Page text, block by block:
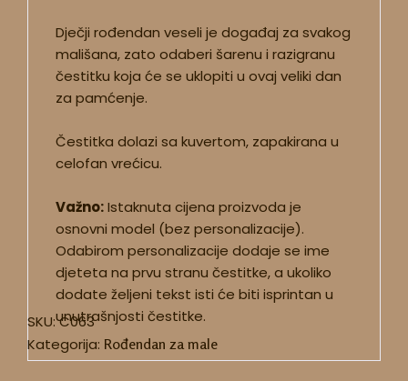
Dječji rođendan veseli je događaj za svakog
mališana, zato odaberi šarenu i razigranu
čestitku koja će se uklopiti u ovaj veliki dan
za pamćenje.
Čestitka dolazi sa kuvertom, zapakirana u
celofan vrećicu.
Važno:Istaknuta cijena proizvoda je
osnovni model (bez personalizacije).
Odabirom personalizacije dodaje se ime
djeteta na prvu stranu čestitke, a ukoliko
dodate željeni tekst isti će biti isprintan u
unutrašnjosti čestitke.
SKU:C063
Kategorija: Rođendan za male